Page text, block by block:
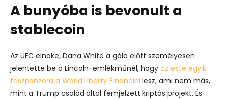
A bunyóba is bevonult a
stablecoin
Az UFC elnöke, Dana White a gála előtt személyesen
jelentette be a Lincoln-emlékműnél, hogy az este egyik
főszponzora a World Liberty Financial lesz, ami nem más,
mint a Trump család által fémjelzett kriptós projekt. És